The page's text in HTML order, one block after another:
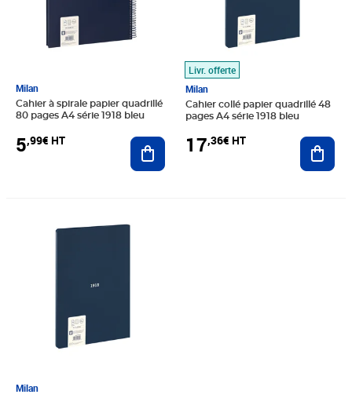
Milan
Cahier à spirale papier quadrillé
80 pages A4 série 1918 bleu
5,99€ HT Ajouter au panier
Livr. offerte
Milan
Cahier collé papier quadrillé 48
pages A4 série 1918 bleu
17,36€ HT
Milan